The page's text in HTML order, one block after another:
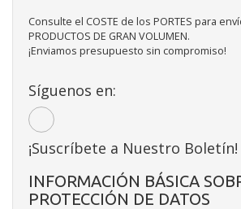
Consulte el COSTE de los PORTES para
PRODUCTOS DE GRAN VOLUMEN.
¡Enviamos presupuesto sin compromiso!
Síguenos en:
¡Suscríbete a Nuestro Boletín!
INFORMACIÓN BÁSICA
PROTECCIÓN DE DATOS